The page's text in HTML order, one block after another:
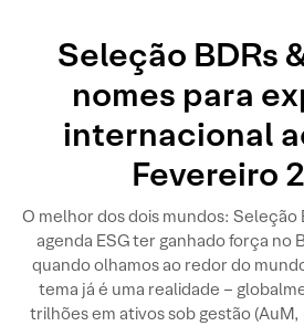
Seleção BDRs
nomes para
internacional
Fevereiro
O melhor dos dois mundos: Seleção
agenda ESG ter ganhado força no
quando olhamos ao redor do
tema já é uma realidade –
trilhões em ativos sob gestão (AuM,